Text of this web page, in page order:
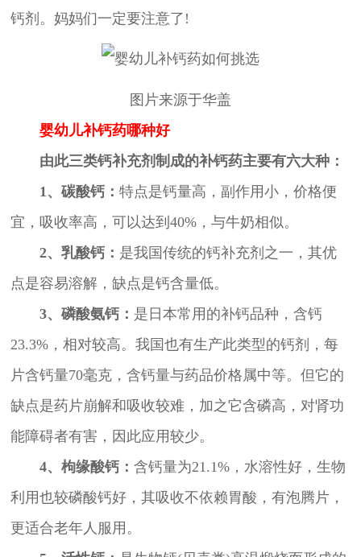
钙剂。妈妈们一定要注意了!
图片来源于华盖
婴幼儿补钙药哪种好
由此三类钙补充剂制成的补钙药主要有六大种：
1、碳酸钙： 特点是钙量高，副作用小，价格便
宜，吸收率高，可以达到40%，与牛奶相似。
2、乳酸钙： 是我国传统的钙补充剂之一，其优
点是容易溶解，缺点是钙含量低。
3、磷酸氨钙： 是日本常用的补钙品种，含钙
23.3%，相对较高。我国也有生产此类型的钙剂，每
片含钙量70毫克，含钙量与药品价格属中等。但它的
缺点是药片崩解和吸收较难，加之它含磷高，对肾功
能障碍者有害，因此应用较少。
4、枸缘酸钙： 含钙量为21.1%，水溶性好，生物
利用也较磷酸钙好，其吸收不依赖胃酸，有泡腾片，
更适合老年人服用。